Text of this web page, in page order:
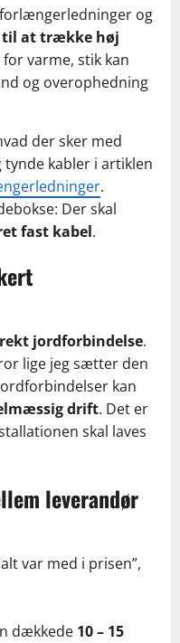
og
til at trække høj
for varme, stik kan
og overophedning
der sker med
kabler i artiklen
.
Der skal
fast kabel.
jordforbindelse.
lige jeg sætter den
kan
drift. Det er
skal laves
leverandør
var med i prisen”,
dækkede 10 – 15